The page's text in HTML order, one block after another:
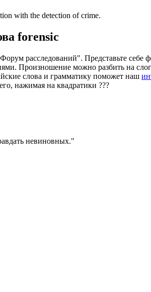
with the detection of crime.
forensic
расследований". Представьте себе
Произношение можно разбить на
слова и грамматику поможет наш
нажимая на квадратики ???
невиновных."